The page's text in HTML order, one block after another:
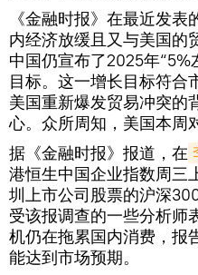
《金融时报》在最近发
内经济放缓且又与美国的
中国仍宣布了2025年“5%
目标。这一增长目标符合
美国重新爆发贸易冲突的
心。众所周知，美国本周
据《金融时报》报道，在
港恒生中国企业指数周三
圳上市公司股票的沪深
受该报调查的一些分析师
机仍在拖累国内消费，报
能达到市场预期。